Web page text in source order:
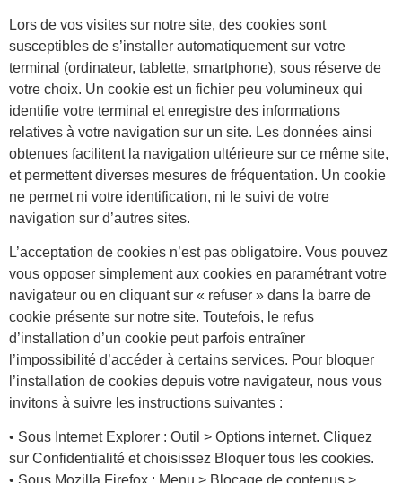
Lors de vos visites sur notre site, des cookies sont
susceptibles de s’installer automatiquement sur votre
terminal (ordinateur, tablette, smartphone), sous réserve de
votre choix. Un cookie est un fichier peu volumineux qui
identifie votre terminal et enregistre des informations
relatives à votre navigation sur un site. Les données ainsi
obtenues facilitent la navigation ultérieure sur ce même site,
et permettent diverses mesures de fréquentation. Un cookie
ne permet ni votre identification, ni le suivi de votre
navigation sur d’autres sites.
L’acceptation de cookies n’est pas obligatoire. Vous pouvez
vous opposer simplement aux cookies en paramétrant votre
navigateur ou en cliquant sur « refuser » dans la barre de
cookie présente sur notre site. Toutefois, le refus
d’installation d’un cookie peut parfois entraîner
l’impossibilité d’accéder à certains services. Pour bloquer
l’installation de cookies depuis votre navigateur, nous vous
invitons à suivre les instructions suivantes :
• Sous Internet Explorer : Outil > Options internet. Cliquez
sur Confidentialité et choisissez Bloquer tous les cookies.